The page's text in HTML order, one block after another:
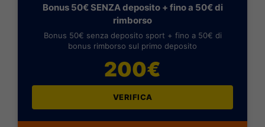
Bonus 50€ SENZA deposito + fino a 50€ di
rimborso
Bonus 50€ senza deposito sport + fino a 50€ di
bonus rimborso sul primo deposito
200€
VERIFICA